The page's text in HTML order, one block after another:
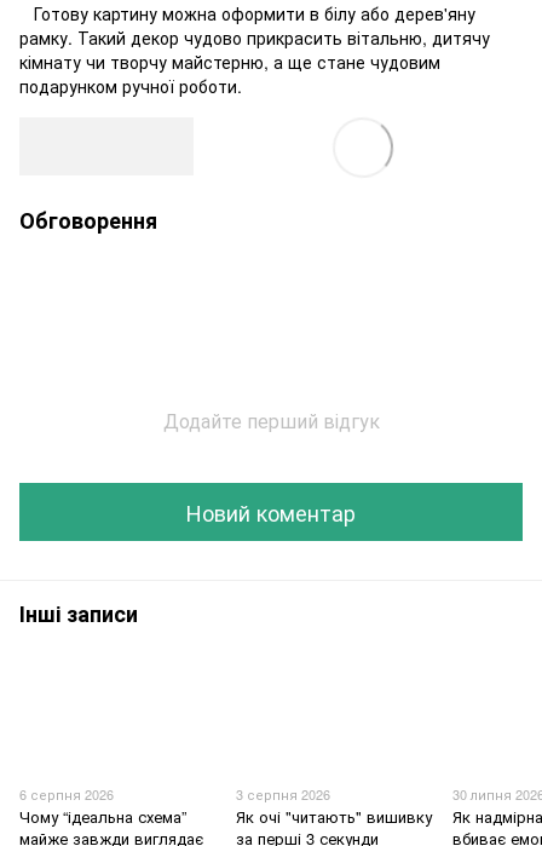
Готову картину можна оформити в білу або дерев'яну
рамку. Такий декор чудово прикрасить вітальню, дитячу
кімнату чи творчу майстерню, а ще стане чудовим
подарунком ручної роботи.
Обговорення
Додайте перший відгук
Новий коментар
Інші записи
6 серпня 2026
Чому “ідеальна схема”
майже завжди виглядає
3 серпня 2026
Як очі "читають" вишивку
за перші 3 секунди
30 липня
Як
вбиває